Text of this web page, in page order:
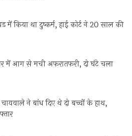
में किया था दुष्कर्म, हाई कोर्ट ने 20 साल की
में आग से मची अफरातफरी, दो घंटे चला
ने बांध दिए थे दो बच्चों के हाथ,